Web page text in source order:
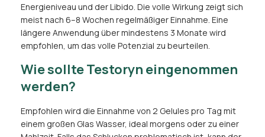
Energieniveau und der Libido. Die volle Wirkung zeigt sich
meist nach 6–8 Wochen regelmäßiger Einnahme. Eine
längere Anwendung über mindestens 3 Monate wird
empfohlen, um das volle Potenzial zu beurteilen.
Wie sollte Testoryn eingenommen
werden?
Empfohlen wird die Einnahme von 2 Gelules pro Tag mit
einem großen Glas Wasser, ideal morgens oder zu einer